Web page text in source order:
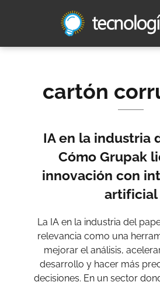
cartón
IA en la industria
Cómo Grupak
innovación con
artificial
La IA en la industria del
relevancia como una
mejorar el análisis,
desarrollo y hacer más
decisiones. En un sector